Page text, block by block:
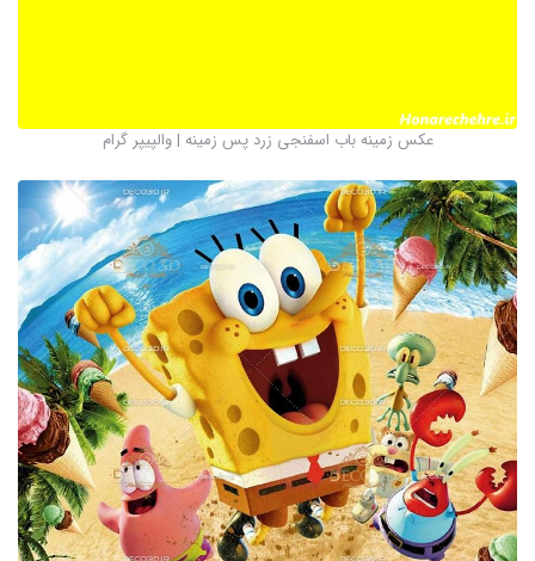
عکس زمینه باب اسفنجی زرد پس زمینه | والپیپر گرام